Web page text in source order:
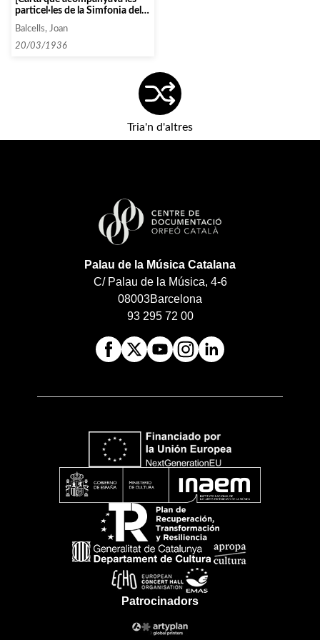
particel·les de la Simfonia dels
Balcells, Joan
20/03/1936
Tria'n d'altres
Palau de la Música Catalana
C/ Palau de la Música, 4-6
08003Barcelona
93 295 72 00
Patrocinadors